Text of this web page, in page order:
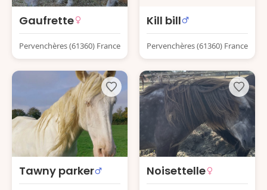
Gaufrette
Pervenchères (61360) France
Kill bill
Pervenchères (61360) France
Tawny parker Noisettelle